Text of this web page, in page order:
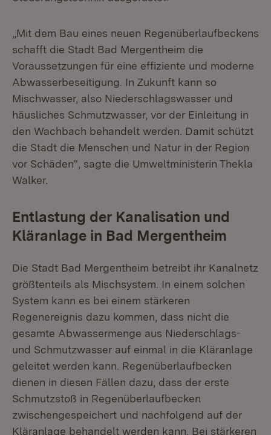
„Mit dem Bau eines neuen Regenüberlaufbeckens
schafft die Stadt Bad Mergentheim die
Voraussetzungen für eine effiziente und moderne
Abwasserbeseitigung. In Zukunft kann so
Mischwasser, also Niederschlagswasser und
häusliches Schmutzwasser, vor der Einleitung in
den Wachbach behandelt werden. Damit schützt
die Stadt die Menschen und Natur in der Region
vor Schäden“, sagte die Umweltministerin Thekla
Walker.
Entlastung der Kanalisation und
Kläranlage in Bad Mergentheim
Die Stadt Bad Mergentheim betreibt ihr Kanalnetz
größtenteils als Mischsystem. In einem solchen
System kann es bei einem stärkeren
Regenereignis dazu kommen, dass nicht die
gesamte Abwassermenge aus Niederschlags-
und Schmutzwasser auf einmal in die Kläranlage
geleitet werden kann. Regenüberlaufbecken
dienen in diesen Fällen dazu, dass der erste
Schmutzstoß in Regenüberlaufbecken
zwischengespeichert und nachfolgend auf der
Kläranlage behandelt werden kann. Bei stärkeren